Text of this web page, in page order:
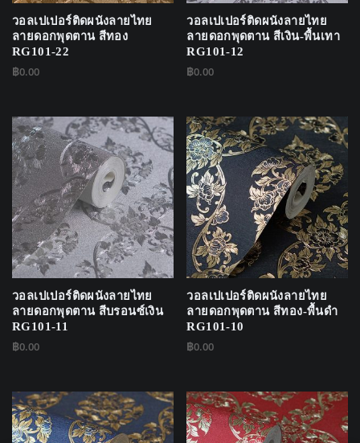
วอลเปเปอร์ติดผนังลายไทย
ลายดอกพุดตาน สีทอง
RG101-22
฿0.00
วอลเปเปอร์ติดผนังลายไทย
ลายดอกพุดตาน สีเงิน-พื้นเทา
RG101-12
฿0.00
วอลเปเปอร์ติดผนังลายไทย
ลายดอกพุดตาน สีบรอนซ์เงิน
RG101-11
฿0.00
วอลเปเปอร์ติดผนังลายไทย
ลายดอกพุดตาน สีทอง-พื้นดำ
RG101-10
฿0.00